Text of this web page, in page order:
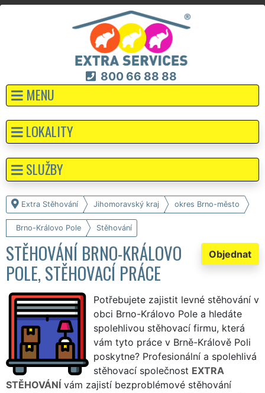
800 66 88 88
MENU
Extra Stěhování Jihomoravský kraj okres Brno-město
Brno-Královo Pole Stěhování
Objednat
STĚHOVÁNÍ BRNO-KRÁLOVO
POLE, STĚHOVACÍ PRÁCE
Potřebujete zajistit levné stěhování v
obci Brno-Královo Pole a hledáte
spolehlivou stěhovací firmu, která
vám tyto práce v Brně-Králově Poli
poskytne? Profesionální a spolehlivá
stěhovací společnost EXTRA
STĚHOVÁNÍ vám zajistí bezproblémové stěhování
LOKALITY
SLUŽBY